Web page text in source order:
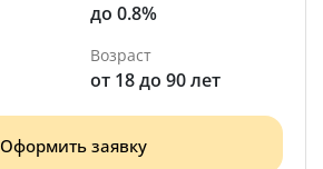
до 0.8%
Возраст
от 18 до 90 лет
Оформить заявку